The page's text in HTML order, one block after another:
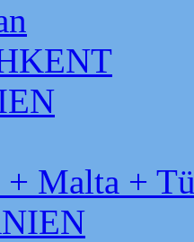
Malta +